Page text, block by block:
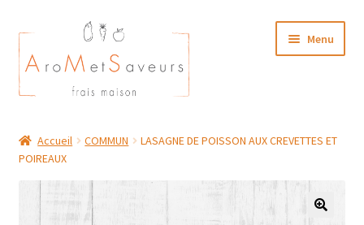
Aller
à
la
navigation
Aller
au
contenu
Menu
Plat du Jour/ Menu Week end
NOS BOUTIQUES
Accueil COMMUN
LASAGNE DE POISSON AUX CREVETTES ET
POIREAUX